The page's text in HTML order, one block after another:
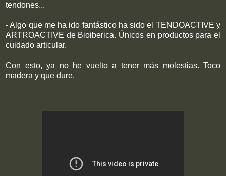
tendones...
- Algo que me ha ido fantástico ha sido el TENDOACTIVE y
ARTROACTIVE de Bioiberica. Únicos en productos para el
cuidado articular.
Con esto, ya no he vuelto a tener más molestias. Toco
madera y que dure.